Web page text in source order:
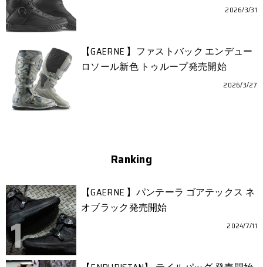
2026/3/31
【GAERNE 】ファストバック エンデュー
ロソール新色 トゥループ発売開始
2026/3/27
Ranking
【GAERNE 】パンテーラ ゴアテックス ネ
オブラック発売開始
2024/7/11